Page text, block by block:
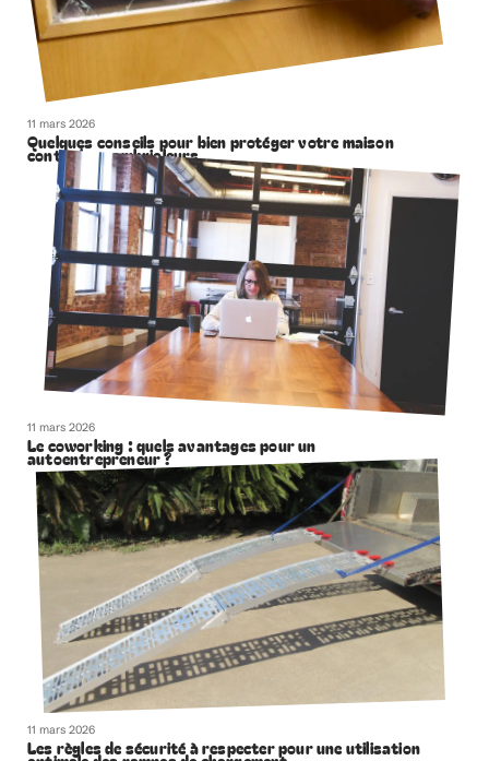
11 mars 2026
Quelques conseils pour bien protéger votre maison
contre les cambrioleurs
11 mars 2026
Le coworking : quels avantages pour un
autoentrepreneur ?
11 mars 2026
Les règles de sécurité à respecter pour une utilisation